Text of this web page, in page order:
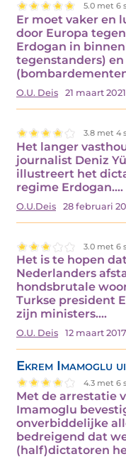
5.0 met 6
Er moet vaker en
door Europa
Erdogan in
tegenstanders)
O.U. Deis 21 maart 2021
3.8 met 4
Het langer
journalist Deniz
illustreert het
regime Erdogan.…
O.U.Deis 28 februari
3.0 met 6
Het is te hopen
Nederlanders
hondsbrutale
Turkse president
zijn ministers.…
O.U. Deis 12 maart 2017
Ekrem Imamoglu
4.3 met 6
Met de arrestatie
Imamoglu
onverbiddelijke
bedreigend dat
(half)dictatoren